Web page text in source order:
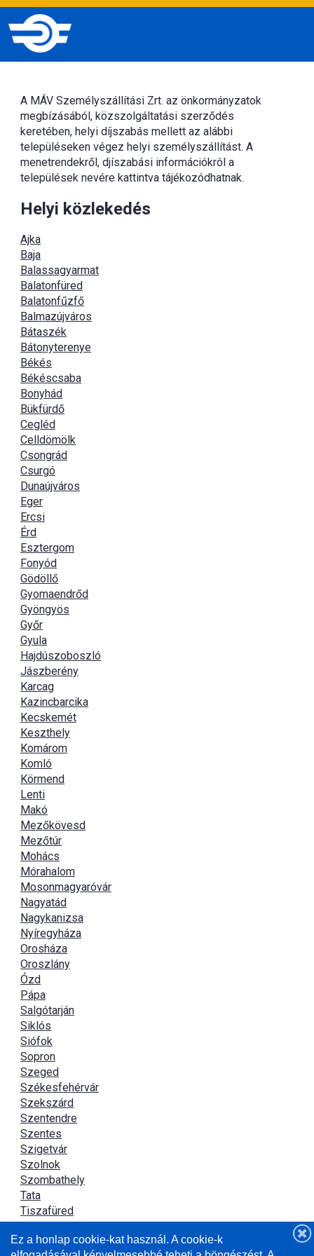
A MÁV Személyszállítási Zrt. az önkormányzatok
megbízásából, közszolgáltatási szerződés
keretében, helyi díjszabás mellett az alábbi
településeken végez helyi személyszállítást. A
menetrendekről, djíszabási információkról a
települések nevére kattintva tájékozódhatnak.
Helyi közlekedés
Ajka
Baja
Balassagyarmat
Balatonfüred
Balatonfűzfő
Balmazújváros
Bátaszék
Bátonyterenye
Békés
Békéscsaba
Bonyhád
Bükfürdő
Cegléd
Celldömölk
Csongrád
Csurgó
Dunaújváros
Eger
Ercsi
Érd
Esztergom
Fonyód
Gödöllő
Gyomaendrőd
Gyöngyös
Győr
Gyula
Hajdúszoboszló
Jászberény
Karcag
Kazincbarcika
Kecskemét
Keszthely
Komárom
Komló
Körmend
Lenti
Makó
Mezőkövesd
Mezőtúr
Mohács
Mórahalom
Mosonmagyaróvár
Nagyatád
Nagykanizsa
Nyíregyháza
Orosháza
Oroszlány
Ózd
Pápa
Salgótarján
Siklós
Siófok
Sopron
Szeged
Székesfehérvár
Szekszárd
Szentendre
Szentes
Szigetvár
Szolnok
Szombathely
Tata
Tiszafüred
Újszász
Ez a honlap cookie-kat használ. A cookie-k